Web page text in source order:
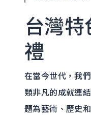
台灣
禮
在當今世代，我
類非凡的成就連
題為藝術、歷史